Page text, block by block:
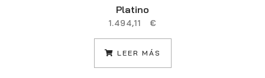
Platino
1.494,11 €
LEER MÁS